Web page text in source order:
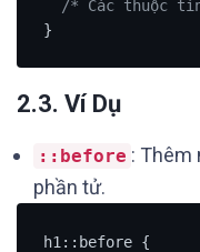
/* Các thuộc
}
2.3. Ví Dụ
::before : Thêm
phần tử.
h1::before {